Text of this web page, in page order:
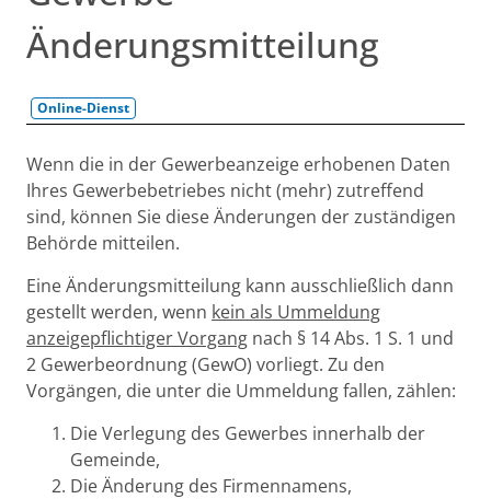
Änderungsmitteilung
Online-Dienst
Beschreibung
Wenn die in der Gewerbeanzeige erhobenen Daten
Ihres Gewerbebetriebes nicht (mehr) zutreffend
sind, können Sie diese Änderungen der zuständigen
Behörde mitteilen.
Eine Änderungsmitteilung kann ausschließlich dann
gestellt werden, wenn kein als Ummeldung
anzeigepflichtiger Vorgang nach § 14 Abs. 1 S. 1 und
2 Gewerbeordnung (GewO) vorliegt. Zu den
Vorgängen, die unter die Ummeldung fallen, zählen:
Die Verlegung des Gewerbes innerhalb der
Gemeinde,
Die Änderung des Firmennamens,